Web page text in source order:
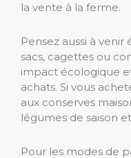
la vente à la ferme.
Pensez aussi à
sacs, cagettes ou
impact écologique
achats. Si vous
aux conserves
légumes de saison
Pour les modes de